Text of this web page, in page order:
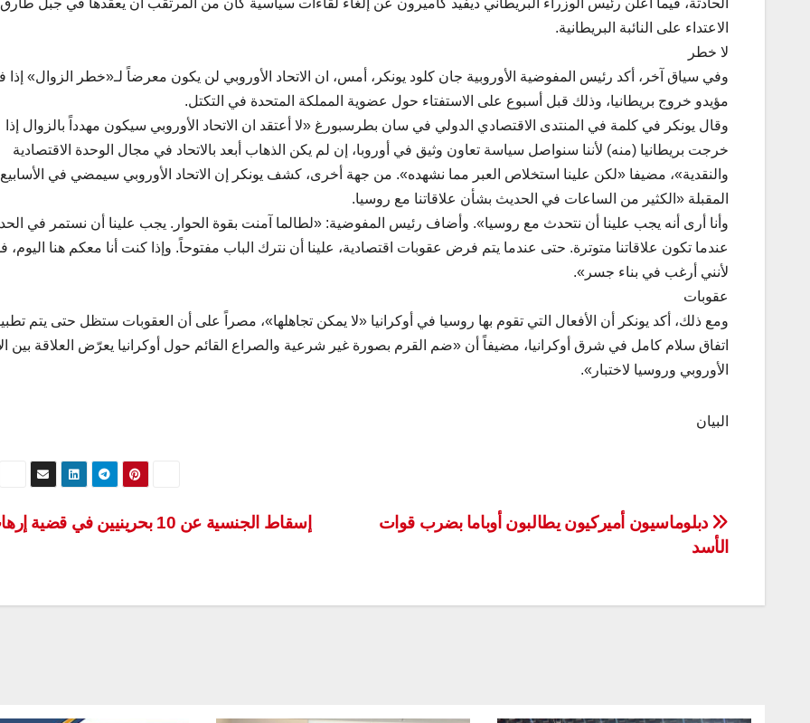
الحادثة، فيما أعلن رئيس الوزراء البريطاني ديفيد كاميرون عن إلغاء لقاءات سياسية كان من المرتقب ان يعقدها في جبل طارق
الاعتداء على النائبة البريطانية.
لا خطر
وفي سياق آخر، أكد رئيس المفوضية الأوروبية جان كلود يونكر، أمس، ان الاتحاد الأوروبي لن يكون معرضاً لـ«خطر الزوال» إذا
مؤيدو خروج بريطانيا، وذلك قبل أسبوع على الاستفتاء حول عضوية المملكة المتحدة في التكتل.
وقال يونكر في كلمة في المنتدى الاقتصادي الدولي في سان بطرسبورغ «لا أعتقد ان الاتحاد الأوروبي سيكون مهدداً بالزوال إذا
خرجت بريطانيا (منه) لأننا سنواصل سياسة تعاون وثيق في أوروبا، إن لم يكن الذهاب أبعد بالاتحاد في مجال الوحدة الاقتصادية
والنقدية»، مضيفا «لكن علينا استخلاص العبر مما نشهده». من جهة أخرى، كشف يونكر إن الاتحاد الأوروبي سيمضي في الأسابيع
المقبلة «الكثير من الساعات في الحديث بشأن علاقاتنا مع روسيا.
وأنا أرى أنه يجب علينا أن نتحدث مع روسيا». وأضاف رئيس المفوضية: «لطالما آمنت بقوة الحوار. يجب علينا أن نستمر في
عندما تكون علاقاتنا متوترة. حتى عندما يتم فرض عقوبات اقتصادية، علينا أن نترك الباب مفتوحاً. وإذا كنت أنا معكم هنا اليوم،
لأنني أرغب في بناء جسر».
عقوبات
ومع ذلك، أكد يونكر أن الأفعال التي تقوم بها روسيا في أوكرانيا «لا يمكن تجاهلها»، مصراً على أن العقوبات ستظل حتى يتم
اتفاق سلام كامل في شرق أوكرانيا، مضيفاً أن «ضم القرم بصورة غير شرعية والصراع القائم حول أوكرانيا يعرّض العلاقة بين
الأوروبي وروسيا لاختبار».
البيان
تصفّح
إسقاط الجنسية عن 10 بحرينيين في قضية إرهاب
دبلوماسيون أميركيون يطالبون أوباما بضرب قوات
الأسد